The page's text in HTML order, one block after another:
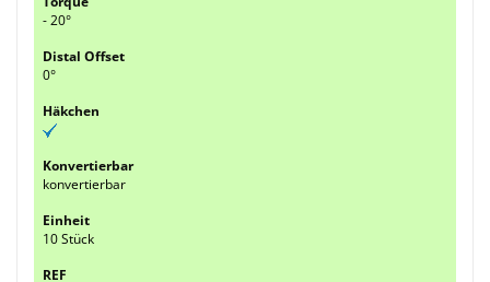
- 20°
0°
konvertierbar
10 Stück